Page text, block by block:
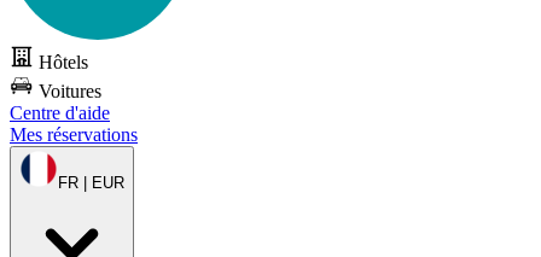
Hôtels
Voitures
Centre d'aide
Mes réservations
FR | EUR